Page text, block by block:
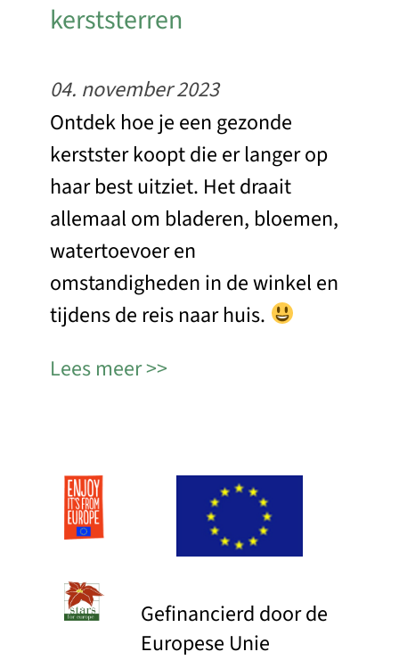
kerststerren
04. november 2023
Ontdek hoe je een gezonde
kerstster koopt die er langer op
haar best uitziet. Het draait
allemaal om bladeren, bloemen,
watertoevoer en
omstandigheden in de winkel en
tijdens de reis naar huis.
Lees meer
Gefinancierd door de
Europese Unie